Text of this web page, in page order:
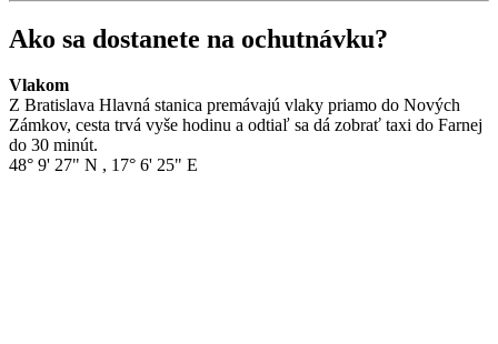
Ako sa dostanete na ochutnávku?
Vlakom
Z Bratislava Hlavná stanica premávajú vlaky priamo do Nových
Zámkov, cesta trvá vyše hodinu a odtiaľ sa dá zobrať taxi do Farnej
do 30 minút.
48° 9' 27" N , 17° 6' 25" E